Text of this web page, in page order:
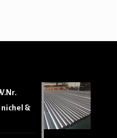
nichel &